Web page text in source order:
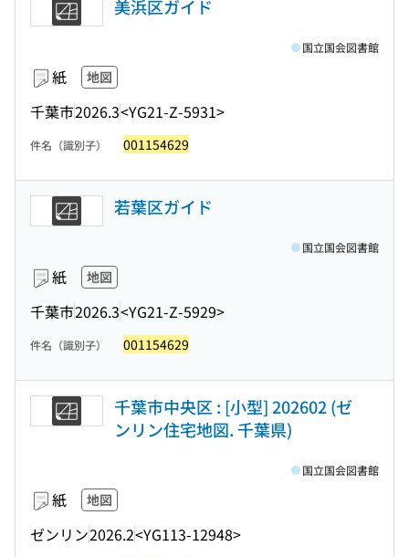
美浜区ガイド
紙 地図
千葉市2026.3<YG21-Z-5931>
国立国会図書館
件名（識別子） 001154629
若葉区ガイド
紙 地図
千葉市2026.3<YG21-Z-5929>
国立国会図書館
件名（識別子） 001154629
千葉市中央区 : [小型] 202602 (ゼ
ンリン住宅地図. 千葉県)
紙 地図
ゼンリン2026.2<YG113-12948>
国立国会図書館